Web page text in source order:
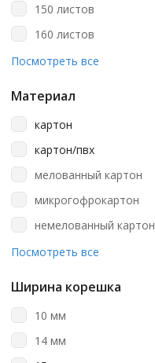
зеленый хамелеон
коралловый
коричневый
красный
лаванда/черный
лиловый
малиновый
мятный/черный
оранжевый
оранжевый неон
150 листов
160 листов
200 листов
300 листов
50 листов
Посмотреть все
Материал
картон
картон/пвх
мелованный картон
микрогофрокартон
немелованный картон
пластик
Посмотреть все
Ширина корешка
10 мм
14 мм